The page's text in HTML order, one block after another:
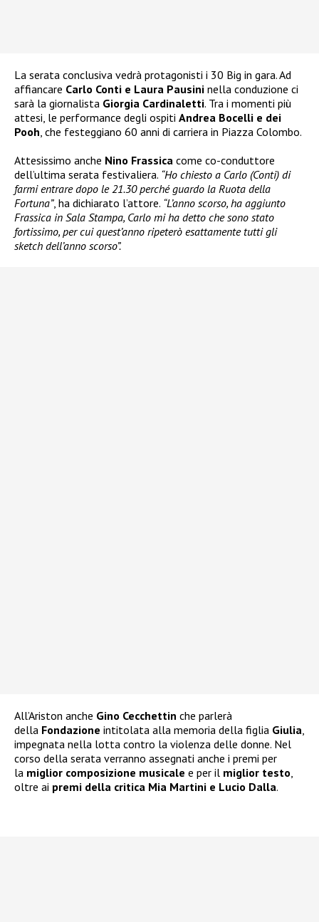
La serata conclusiva vedrà protagonisti i 30 Big in gara. Ad
affiancare Carlo Conti e Laura Pausini nella conduzione ci
sarà la giornalista Giorgia Cardinaletti. Tra i momenti più
attesi, le performance degli ospiti Andrea Bocelli e dei
Pooh , che festeggiano 60 anni di carriera in Piazza Colombo.
Attesissimo anche Nino Frassica come co-conduttore
dell’ultima serata festivaliera. “Ho chiesto a Carlo (Conti) di
farmi entrare dopo le 21.30 perché guardo la Ruota della
Fortuna”, ha dichiarato l’attore. “L’anno scorso, ha aggiunto
Frassica in Sala Stampa, Carlo mi ha detto che sono stato
fortissimo, per cui quest’anno ripeterò esattamente tutti gli
sketch dell’anno scorso”.
All’Ariston anche Gino Cecchettin che parlerà
della Fondazione intitolata alla memoria della figlia Giulia
impegnata nella lotta contro la violenza delle donne. Nel
corso della serata verranno assegnati anche i premi per
la miglior composizione musicale e per il miglior testo
oltre ai premi della critica Mia Martini e Lucio Dalla.